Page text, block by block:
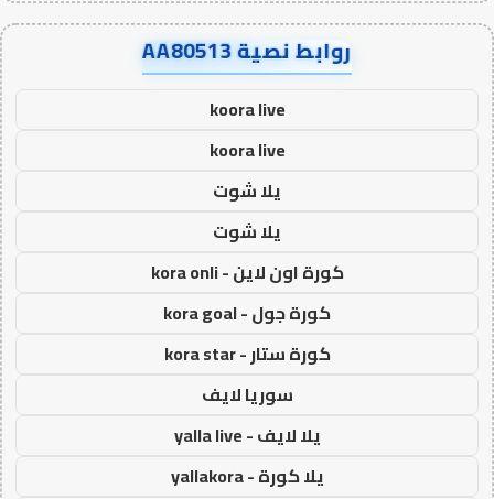
روابط نصية AA80513
koora live
koora live
يلا شوت
يلا شوت
كورة اون لاين - kora onli
كورة جول - kora goal
كورة ستار - kora star
سوريا لايف
يلا لايف - yalla live
يلا كورة - yallakora